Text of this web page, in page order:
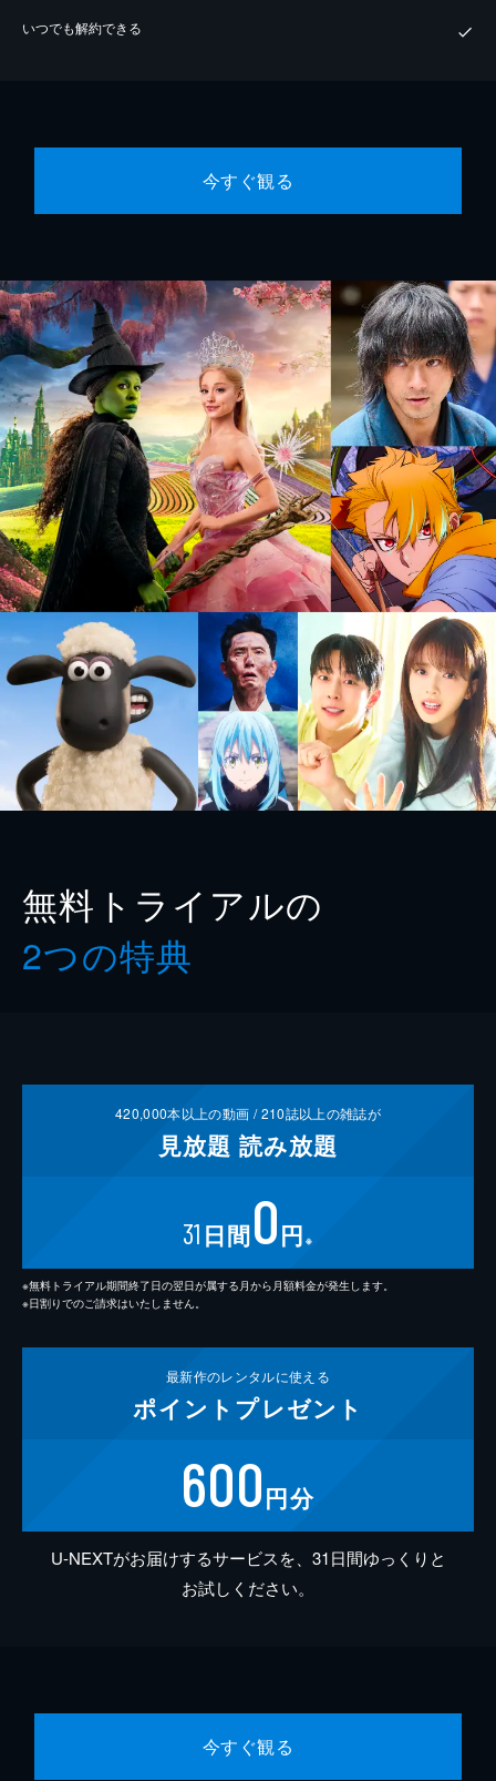
いつでも解約できる
今すぐ観る
無料トライアルの
2つの特典
420,000本以上の動画 /210誌以上の雑誌が
見放題 読み放題
31 日間0円 ※
※無料トライアル期間終了日の翌日が属する月から月額料金が発生します。
※日割りでのご請求はいたしません。
最新作のレンタルに使える
ポイント プレゼント
600円分
U-NEXTがお届けするサービスを、31日間ゆっくりと
お試しください。
今すぐ観る